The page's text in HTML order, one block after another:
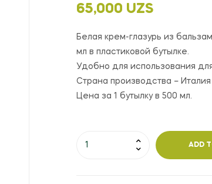
65,000 UZS
Белая крем-глазурь из
мл в пластиковой бутылке.
Удобно для использования
Страна производства – Италия
Цена за 1 бутылку в 500 мл.
ADD